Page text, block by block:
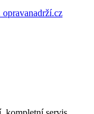
opravanadrží.cz